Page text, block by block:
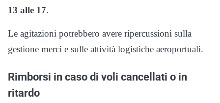
13 alle 17.
Le agitazioni potrebbero avere ripercussioni sulla
gestione merci e sulle attività logistiche aeroportuali.
Rimborsi in caso di voli cancellati o in
ritardo